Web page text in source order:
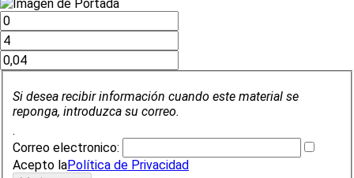
Si desea recibir información cuando este material se
reponga, introduzca su correo.
.
Correo electronico:
Acepto laPolítica de Privacidad